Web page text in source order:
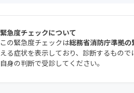
ぶつけた場所の腫れ方がひどい
緊急度チェックについて
この緊急度チェックは総務省消防庁準拠
える症状を表示しており、診断するもの
自身の判断で受診してください。